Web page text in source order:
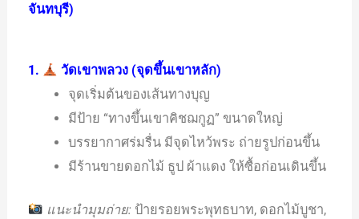
จันทบุรี)
1.
วัดเขาพลวง (จุดขึ้นเขาหลัก)
จุดเริ่มต้นของเส้นทางบุญ
มีป้าย “ทางขึ้นเขาคิชฌกูฏ” ขนาดใหญ่
บรรยากาศร่มรื่น มีจุดไหว้พระ ถ่ายรูปก่อนขึ้น
มีร้านขายดอกไม้ ธูป ผ้าแดง ให้ซื้อก่อนเดินขึ้น
แนะนำมุมถ่าย: ป้ายรอยพระพุทธบาท, ดอกไม้บูชา,